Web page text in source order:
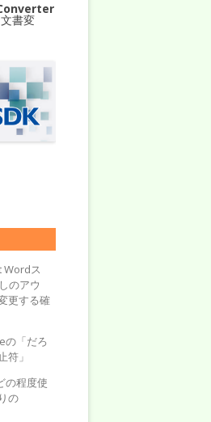
書変
ス
のアウ
更する確
の「だろ
符」
の程度使
の